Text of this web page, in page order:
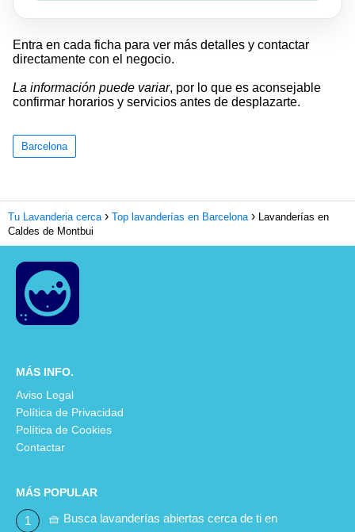
Entra en cada ficha para ver más detalles y contactar
directamente con el negocio.
La información puede variar, por lo que es aconsejable
confirmar horarios y servicios antes de desplazarte.
Barcelona
Tu Lavanderia cerca Top lavanderías en Barcelona
Lavanderías en
Caldes de Montbui
MÁS INFO.
Aviso Legal
Política de Privacidad
Política de Cookies
Contactar
MÁS POPULAR
🧺 Busca lavanderías abiertas cerca de ti en